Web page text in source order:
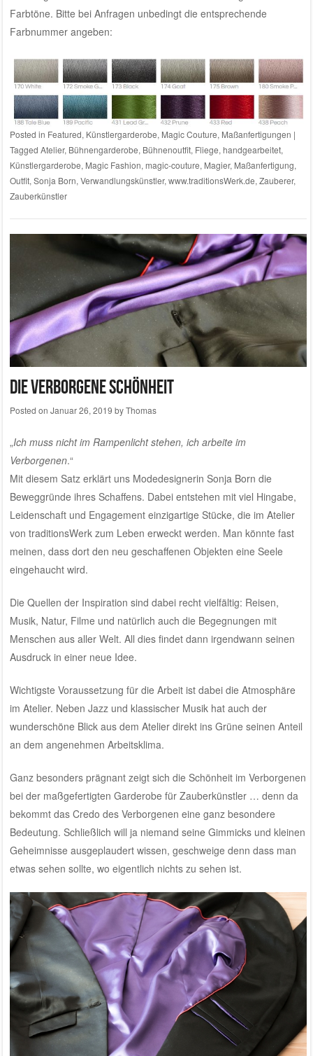
Farbtöne. Bitte bei Anfragen unbedingt die entsprechende
Farbnummer angeben:
Posted in Featured, Künstlergarderobe, Magic Couture, Maßanfertigungen |
Tagged Atelier, Bühnengarderobe, Bühnenoutfit, Fliege, handgearbeitet,
Künstlergarderobe, Magic Fashion, magic-couture, Magier, Maßanfertigung,
Outfit, Sonja Born, Verwandlungskünstler, www.traditionsWerk.de, Zauberer,
Zauberkünstler
Die verborgene Schönheit
Posted on Januar 26, 2019 byThomas
„Ich muss nicht im Rampenlicht stehen, ich arbeite im
Verborgenen.“
Mit diesem Satz erklärt uns Modedesignerin Sonja Born die
Beweggründe ihres Schaffens. Dabei entstehen mit viel Hingabe,
Leidenschaft und Engagement einzigartige Stücke, die im Atelier
von traditionsWerk zum Leben erweckt werden. Man könnte fast
meinen, dass dort den neu geschaffenen Objekten eine Seele
eingehaucht wird.
Die Quellen der Inspiration sind dabei recht vielfältig: Reisen,
Musik, Natur, Filme und natürlich auch die Begegnungen mit
Menschen aus aller Welt. All dies findet dann irgendwann seinen
Ausdruck in einer neue Idee.
Wichtigste Voraussetzung für die Arbeit ist dabei die Atmosphäre
im Atelier. Neben Jazz und klassischer Musik hat auch der
wunderschöne Blick aus dem Atelier direkt ins Grüne seinen Anteil
an dem angenehmen Arbeitsklima.
Ganz besonders prägnant zeigt sich die Schönheit im Verborgenen
bei der maßgefertigten Garderobe für Zauberkünstler … denn da
bekommt das Credo des Verborgenen eine ganz besondere
Bedeutung. Schließlich will ja niemand seine Gimmicks und kleinen
Geheimnisse ausgeplaudert wissen, geschweige denn dass man
etwas sehen sollte, wo eigentlich nichts zu sehen ist.